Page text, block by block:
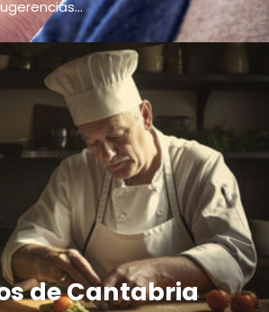
de Cantabria